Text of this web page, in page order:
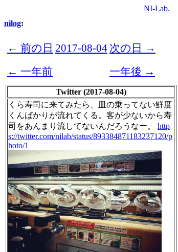
NI-Lab.
nilog:
← 前の日 2017-08-04 次の日 →
← 一年前
一年後 →
Twitter (2017-08-04)
くら寿司に来てみたら、皿の乗ってない鮮度
くんばかりが流れてくる。客が少ないから寿
司をあんまり流してないんだろうなー。 http
s://twitter.com/nilab/status/893384871183237120/p
hoto/1